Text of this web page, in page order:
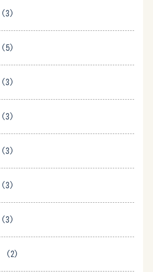
(3)
(5)
(3)
(3)
(3)
(3)
(3)
(2)